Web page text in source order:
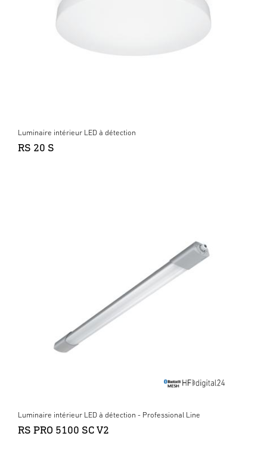
Luminaire intérieur LED à détection
RS 20 S
Luminaire intérieur LED à détection - Professional Line
RS PRO 5100 SC V2